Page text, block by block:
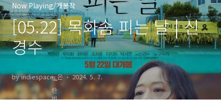
Now Playing/개봉작
[05.22] 목화솜 피는 날 | 신
경수
by indiespace_은 2024. 5. 7.